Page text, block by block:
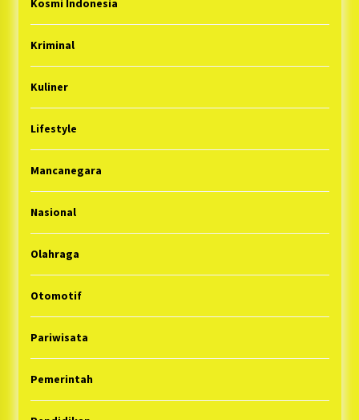
Kosmi Indonesia
Kriminal
Kuliner
Lifestyle
Mancanegara
Nasional
Olahraga
Otomotif
Pariwisata
Pemerintah